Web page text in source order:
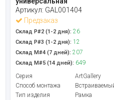
Артикул: GAL001404
Предзаказ
Склад Р#2 (1-2 дня): 26
Склад Р#3 (1-2 дня): 12
Склад М#4 (7 дней): 207
Склад М#5 (14 дней): 649
Серия
ArtGallery
Способ монтажа
Тип изделия
Рамка